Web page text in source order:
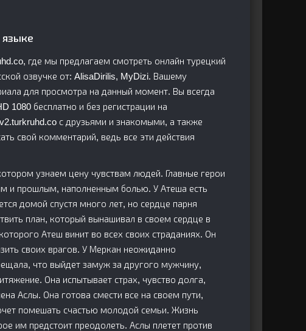
где мы предлагаем смотреть онлайн турецкий
озвучке от: AlisaDirilis, MyDizi. Вашему
для просмотра на данный момент. Вы всегда
1080 бесплатно и без регистрации на
с друзьями и знакомыми, а также
свой комментарий, ведь все эти действия
узнаем цену чувствам людей. Главные герои
и прошлым, наполненным болью. У Атеша есть
домой спустя много лет, но сердце парня
план, который вынашивал в своем сердце в
Атеш винит во всех своих страданиях. Он
своих врагов. У Меркан неожиданно
что выйдет замуж за другого мужчину,
Она испытывает страх, чувство долга,
Аслы. Она готова смести все на своем пути,
помешать счастью молодой семьи. Жизнь
им предстоит преодолеть. Аслы плетет против